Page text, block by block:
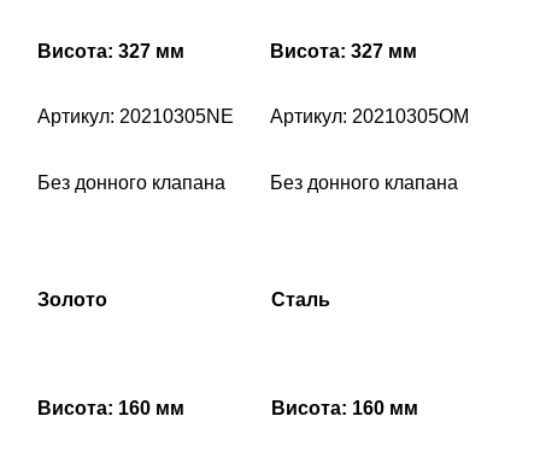
Висота: 327 мм
Артикул: 20210305NE
Без донного клапана
Висота: 327 мм
Артикул: 20210305OM
Без донного клапана
Золото
Висота: 160 мм
Сталь
Висота: 160 мм